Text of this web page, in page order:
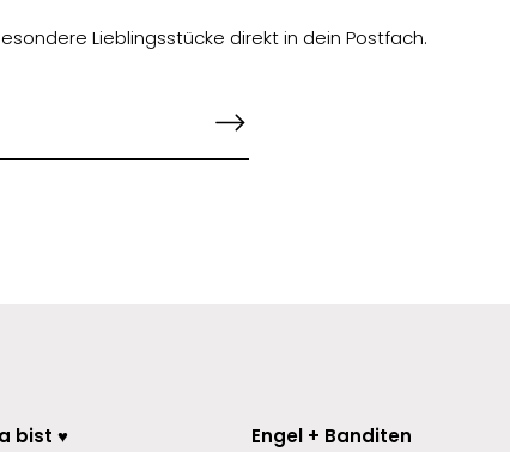
Lieblingsstücke direkt in dein Postfach.
bist ♥️
Engel + Banditen